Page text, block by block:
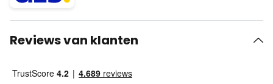
Reviews van klanten